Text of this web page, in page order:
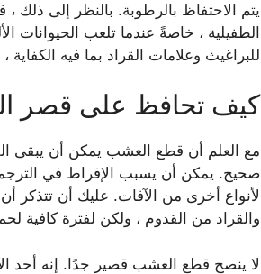
يتم الاحتفاظ بالرطوبة. بالنظر إلى ذلك
الطفيلية ، خاصةً عندما تلعب الحيوانات
للبراغيث وعلامات القراد بما فيه
كيف تحافظ على قصر
مع العلم أن قطع العشب يمكن أن يبقى
صحيح. يمكن أن يسبب الإفراط في
لأنواع أخرى من الآفات. عليك أن تتذكر
والقراد من القدوم ، ولكن لفترة كافية
لا ينصح قطع العشب قصير جدًا. إنه أحد